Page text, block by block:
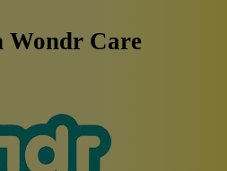
Wondr Care